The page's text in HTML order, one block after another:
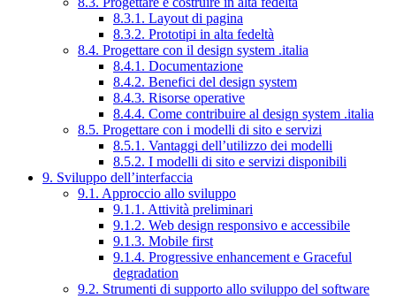
8.3.1. Layout di pagina
8.3.2. Prototipi in alta fedeltà
8.4. Progettare con il design system .italia
8.4.1. Documentazione
8.4.2. Benefici del design system
8.4.3. Risorse operative
8.4.4. Come contribuire al design system .italia
8.5. Progettare con i modelli di sito e servizi
8.5.1. Vantaggi dell’utilizzo dei modelli
8.5.2. I modelli di sito e servizi disponibili
9. Sviluppo dell’interfaccia
9.1. Approccio allo sviluppo
9.1.1. Attività preliminari
9.1.2. Web design responsivo e accessibile
9.1.3. Mobile first
9.1.4. Progressive enhancement e Graceful
degradation
9.2. Strumenti di supporto allo sviluppo del software